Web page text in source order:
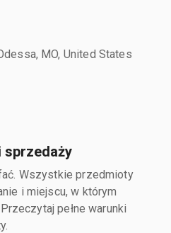
MO, United States
sprzedaży
Wszystkie przedmioty
i miejscu, w którym
pełne warunki